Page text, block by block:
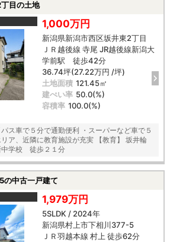
。
目の土地
1,000万円
新潟県新潟市西区坂井東2丁目
ＪＲ越後線 寺尾 JR越後線新潟大
学前駅 徒歩42分
36.74坪(27.22万円 /坪)
土地面積 121.45㎡
建ぺい率 50.0(%)
容積率 100.0(%)
パス車で５分で通勤便利 ・スーパーなど車で５
隣に教育施設が充実 【教育】 坂井輪
学校 徒歩２１分
中古一戸建て
1,979万円
5SLDK / 2024年
新潟県村上市下相川377-5
ＪＲ羽越本線 村上 徒歩62分